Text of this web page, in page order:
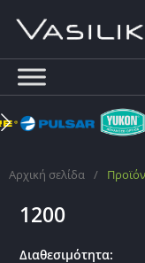
Αρχική σελίδα /
1200
Διαθεσιμότητα: